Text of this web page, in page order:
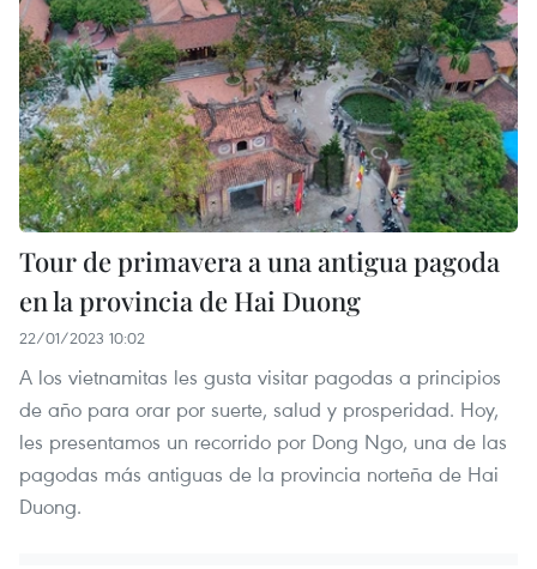
Tour de primavera a una antigua pagoda
en la provincia de Hai Duong
22/01/2023 10:02
A los vietnamitas les gusta visitar pagodas a principios
de año para orar por suerte, salud y prosperidad. Hoy,
les presentamos un recorrido por Dong Ngo, una de las
pagodas más antiguas de la provincia norteña de Hai
Duong.